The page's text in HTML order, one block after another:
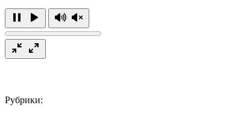
Рубрики: